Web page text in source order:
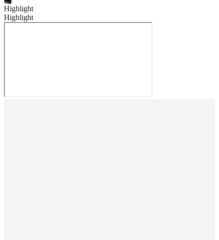
Highlight
Highlight